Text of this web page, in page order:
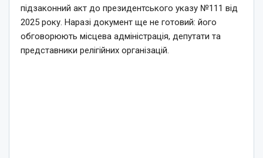
підзаконний акт до президентського указу №111 від
2025 року. Наразі документ ще не готовий: його
обговорюють місцева адміністрація, депутати та
представники релігійних організацій.